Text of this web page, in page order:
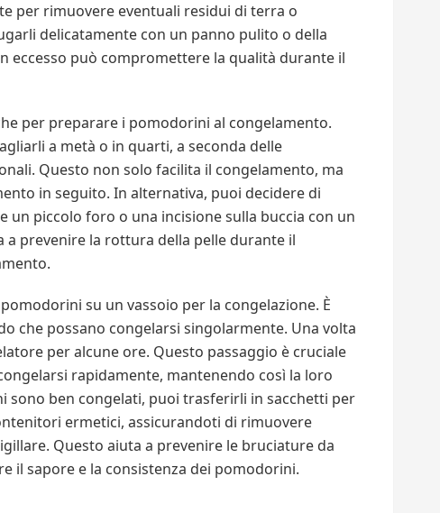
per rimuovere eventuali residui di terra o
delicatamente con un panno pulito o della
eccesso può compromettere la qualità durante il
per preparare i pomodorini al congelamento.
a metà o in quarti, a seconda delle
Questo non solo facilita il congelamento, ma
in seguito. In alternativa, puoi decidere di
un piccolo foro o una incisione sulla buccia con un
prevenire la rottura della pelle durante il
su un vassoio per la congelazione. È
che possano congelarsi singolarmente. Una volta
per alcune ore. Questo passaggio è cruciale
rapidamente, mantenendo così la loro
sono ben congelati, puoi trasferirli in sacchetti per
ermetici, assicurandoti di rimuovere
Questo aiuta a prevenire le bruciature da
il sapore e la consistenza dei pomodorini.